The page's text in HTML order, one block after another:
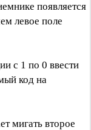
появляется
левое поле
с 1 по 0 ввести
код на
мигать второе